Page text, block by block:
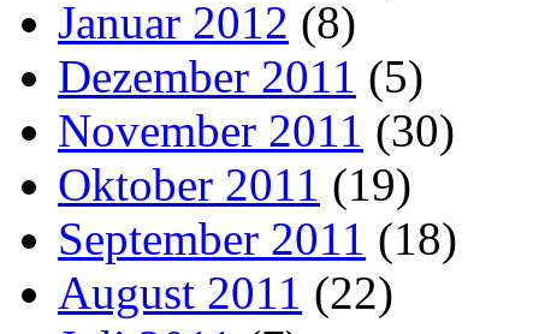
Januar 2012 (8)
Dezember 2011 (5)
November 2011 (30)
Oktober 2011 (19)
September 2011 (18)
August 2011 (22)